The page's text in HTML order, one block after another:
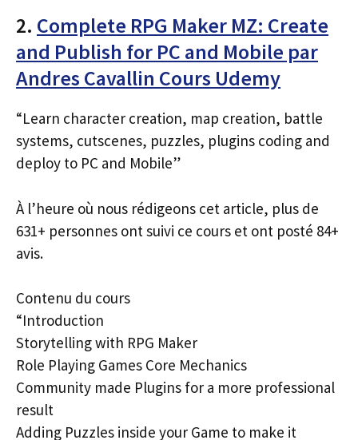
2. Complete RPG Maker MZ: Create
and Publish for PC and Mobile par
Andres Cavallin Cours Udemy
“Learn character creation, map creation, battle
systems, cutscenes, puzzles, plugins coding and
deploy to PC and Mobile”
À l’heure où nous rédigeons cet article, plus de
631+ personnes ont suivi ce cours et ont posté 84+
avis.
Contenu du cours
“Introduction
Storytelling with RPG Maker
Role Playing Games Core Mechanics
Community made Plugins for a more professional
result
Adding Puzzles inside your Game to make it